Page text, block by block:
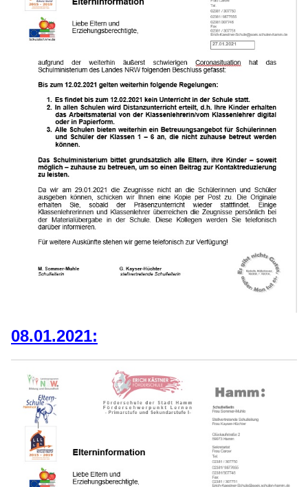
08.01.2021: